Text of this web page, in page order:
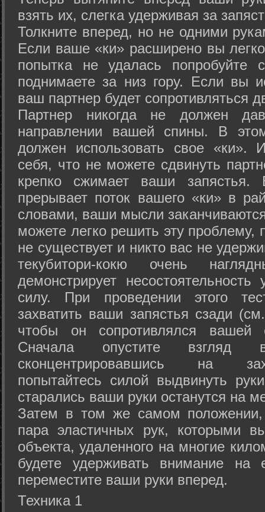
взять их, слегка удерживая за
Толкните вперед, но не одними
Если ваше «ки» расширено вы
попытка не удалась попробуйте
поднимаете за низ гору. Если вы
ваш партнер будет сопротивляться
Партнер никогда не должен
направлении вашей спины. В
должен использовать свое «ки».
себя, что не можете сдвинуть
крепко сжимает ваши запястья.
прерывает поток вашего «ки» в
словами, ваши мысли
можете легко решить эту проблему,
не существует и никто вас не
текубитори-кокю очень
демонстрирует
силу. При проведении этого
захватить ваши запястья сзади
чтобы он сопротивлялся вашей
Сначала опустите
сконцентрировавшись на
попытайтесь силой выдвинуть
старались ваши руки останутся на
Затем в том же самом положении,
пара эластичных рук, которыми
объекта, удаленного на многие
будете удерживать внимание на
переместите ваши руки вперед.
Техника 1